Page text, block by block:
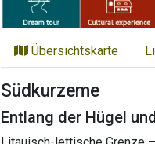
Übersichtskarte
Südkurzeme
Entlang der Hügel